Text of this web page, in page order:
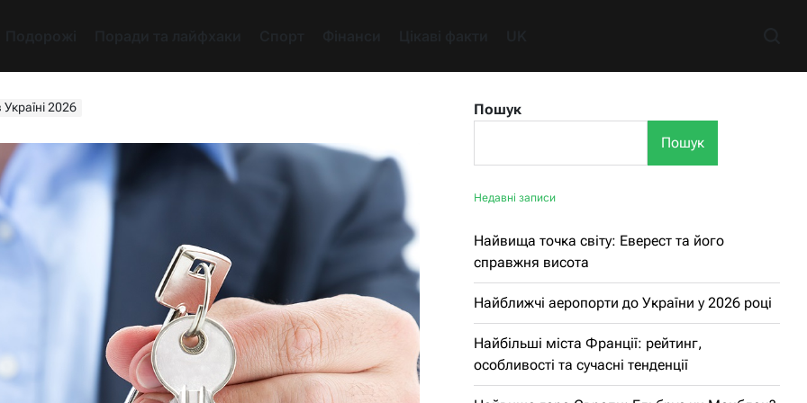
2026
Пошук
Пошук
Недавні записи
Найвища точка світу: Еверест та його
справжня висота
Найближчі аеропорти до України у 2026 році
Найбільші міста Франції: рейтинг,
особливості та сучасні тенденції